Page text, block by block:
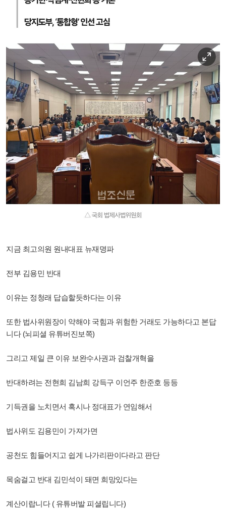
지금 최고의원 원내대표 뉴재명파
전부 김용민 반대
이유는 정청래 답습할듯하다는 이유
또한 법사위원장이 약해야 국힘과 위험한 거래도 가능하다고 본답
니다 (뇌피셜 유튜버진보쪽)
그리고 제일 큰 이유 보완수사권과 검찰개혁을
반대하려는 전현희 김남희 강득구 이언주 한준호 등등
기득권을 노치면서 혹시나 정대표가 연임해서
법사위도 김용민이 가져가면
공천도 힘들어지고 쉽게 나가리판이다라고 판단
목숨걸고 반대 김민석이 돼면 희망있다는
계산이랍니다 ( 유튜버발 피셜립니다)